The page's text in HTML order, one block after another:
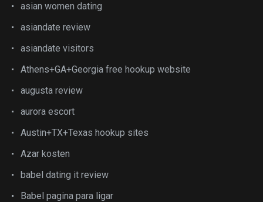
asian women dating
asiandate review
asiandate visitors
Athens+GA+Georgia free hookup website
augusta review
aurora escort
Austin+TX+Texas hookup sites
Azar kosten
babel dating it review
Babel pagina para ligar